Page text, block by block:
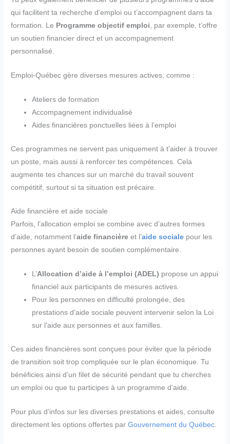
qui facilitent ta recherche d’emploi ou t’accompagnent dans ta
formation. Le Programme objectif emploi, par exemple, t’offre
un soutien financier direct et un accompagnement
personnalisé.
Emploi-Québec gère diverses mesures actives, comme :
Ateliers de formation
Accompagnement individualisé
Aides financières ponctuelles liées à l’emploi
Ces programmes ne servent pas uniquement à t’aider à trouver
un poste, mais aussi à renforcer tes compétences. Cela
augmente tes chances sur un marché du travail souvent
compétitif, surtout si ta situation est précaire.
Aide financière et aide sociale
Parfois, l’allocation emploi se combine avec d’autres formes
d’aide, notamment l’aide financière et l’aide sociale pour les
personnes ayant besoin de soutien complémentaire.
L’Allocation d’aide à l’emploi (ADEL) propose un appui
financiel aux participants de mesures actives.
Pour les personnes en difficulté prolongée, des
prestations d’aide sociale peuvent intervenir selon la Loi
sur l’aide aux personnes et aux familles.
Ces aides financières sont conçues pour éviter que la période
de transition soit trop compliquée sur le plan économique. Tu
bénéficies ainsi d’un filet de sécurité pendant que tu cherches
un emploi ou que tu participes à un programme d’aide.
Pour plus d’infos sur les diverses prestations et aides, consulte
directement les options offertes parGouvernement du Québec